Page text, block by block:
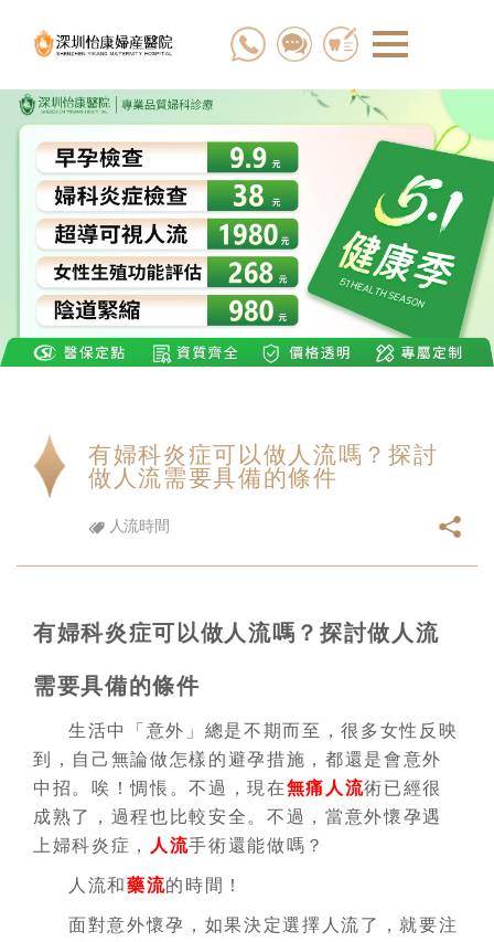
有婦科炎症可以做人流嗎？探討
做人流需要具備的條件
人流時間
有婦科炎症可以做人流嗎？探討做人流
需要具備的條件
生活中「意外」總是不期而至，很多女性反映
到，自己無論做怎樣的避孕措施，都還是會意外
中招。唉！惆悵。不過，現在無痛人流術已經很
成熟了，過程也比較安全。不過，當意外懷孕遇
上婦科炎症，
人流手術還能做嗎？
人流和藥流的時間！
面對意外懷孕，如果決定選擇人流了，就要注